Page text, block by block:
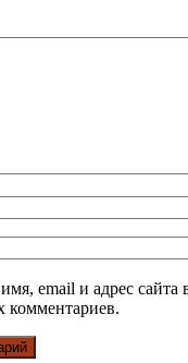
email и адрес сайта